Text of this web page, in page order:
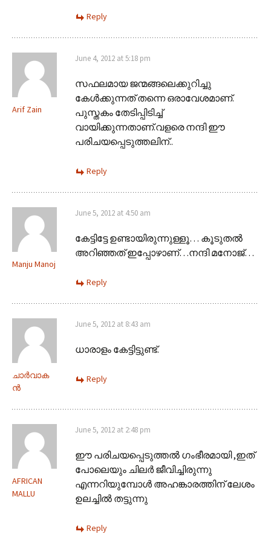
Reply
Arif Zain
June 4, 2012 at 5:18 pm
സഫലമായ ജന്മങ്ങലെക്കുറിച്ചു
കേള്‍ക്കുന്നത് തന്നെ ഒരാവേശമാണ്.
പുസ്തകം തേടിപ്പിടിച്ച്
വായിക്കുന്നതാണ്.വളരെ നന്ദി ഈ
പരിചയപ്പെടുത്തലിന്..
Reply
Manju Manoj
June 5, 2012 at 4:50 am
കേട്ടിട്ടേ ഉണ്ടായിരുന്നുള്ളൂ… കൂടുതല്‍
അറിഞ്ഞത് ഇപ്പോഴാണ്…നന്ദി മനോജ്‌…
Reply
ചാർ‌വാക
ൻ‌
June 5, 2012 at 8:43 am
ധാരാളം കേട്ടിട്ടുണ്ട്.
Reply
AFRICAN
MALLU
June 5, 2012 at 2:48 pm
ഈ പരിചയപ്പെടുത്തല്‍ ഗംഭീരമായി ,ഇത്
പോലെയും ചിലര്‍ ജീവിച്ചിരുന്നു
എന്നറിയുമ്പോള്‍ അഹങ്കാരത്തിന് ലേശം
ഉലച്ചില്‍ തട്ടുന്നു
Reply